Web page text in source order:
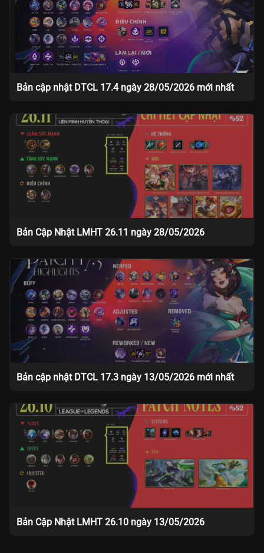
Bản cập nhật DTCL 17.4 ngày 28/05/2026 mới nhất
Bản Cập Nhật LMHT 26.11 ngày 28/05/2026
Bản cập nhật DTCL 17.3 ngày 13/05/2026 mới nhất
Bản Cập Nhật LMHT 26.10 ngày 13/05/2026